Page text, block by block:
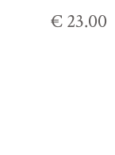
€ 23.00